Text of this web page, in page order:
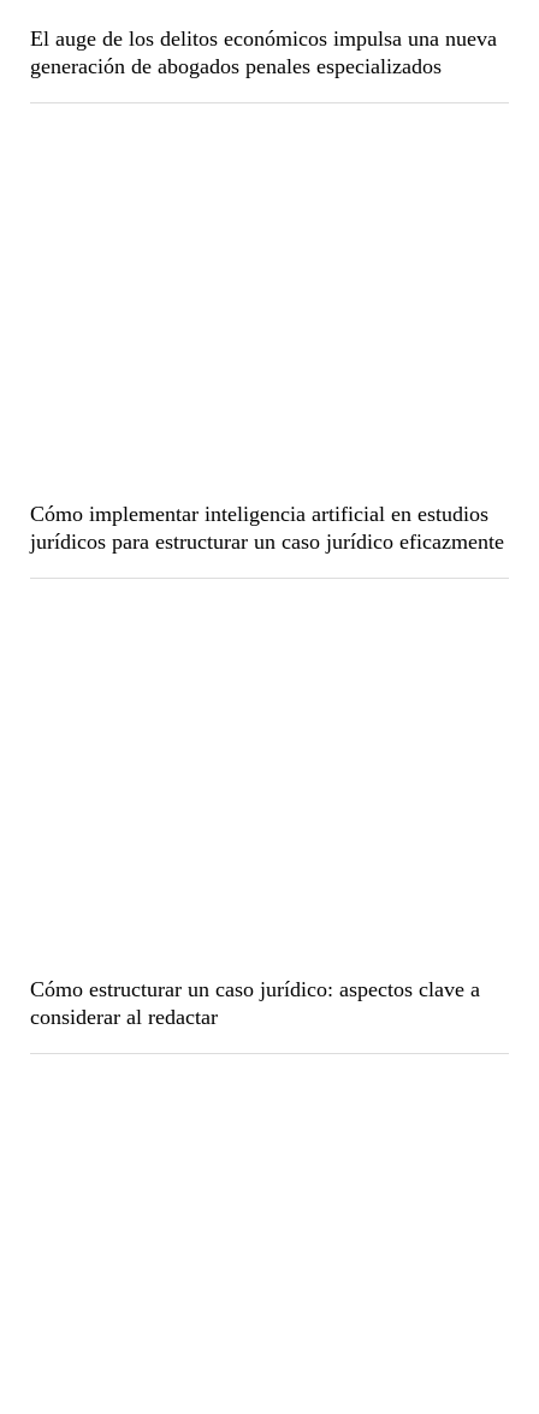
El auge de los delitos económicos impulsa una nueva
generación de abogados penales especializados
Cómo implementar inteligencia artificial en estudios
jurídicos para estructurar un caso jurídico eficazmente
Cómo estructurar un caso jurídico: aspectos clave a
considerar al redactar